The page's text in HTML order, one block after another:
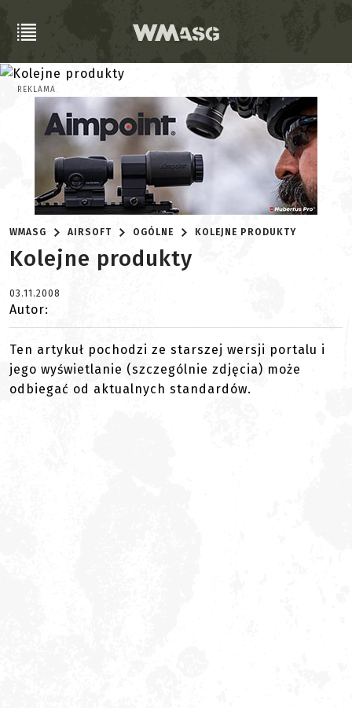
REKLAMA
WMASG AIRSOFT OGÓLNE KOLEJNE PRODUKTY
Kolejne produkty
03.11.2008
Autor:
Ten artykuł pochodzi ze starszej wersji portalu i
jego wyświetlanie (szczególnie zdjęcia) może
odbiegać od aktualnych standardów.